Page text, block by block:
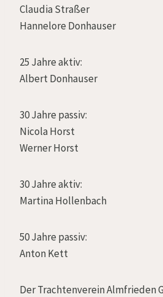
Claudia Straßer
Hannelore Donhauser
25 Jahre aktiv:
Albert Donhauser
30 Jahre passiv:
Nicola Horst
Werner Horst
30 Jahre aktiv:
Martina Hollenbach
50 Jahre passiv:
Anton Kett
Der Trachtenverein Almfrieden